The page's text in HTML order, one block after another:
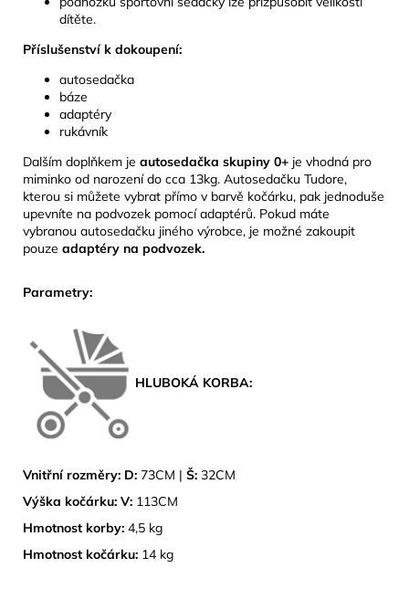
dítěte.
Příslušenství k dokoupení:
autosedačka
báze
adaptéry
rukávník
Dalším doplňkem je autosedačka skupiny 0+ je vhodná pro
miminko od narození do cca 13kg. Autosedačku Tudore,
kterou si můžete vybrat přímo v barvě kočárku, pak jednoduše
upevníte na podvozek pomocí adaptérů. Pokud máte
vybranou autosedačku jiného výrobce, je možné zakoupit
pouze adaptéry na podvozek.
Parametry:
HLUBOKÁ KORBA:
Vnitřní rozměry: D: 73CM | Š: 32CM
Výška kočárku: V: 113CM
Hmotnost korby: 4,5 kg
Hmotnost kočárku: 14 kg